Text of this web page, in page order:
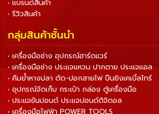
• แบรนด์สินค้า
• รีวิวสินค้า
กลุ่มสินค้าชั้นนำ
• เครื่องมือช่าง อุปกรณ์ฮาร์ดแวร์
• เครื่องมือช่าง ประแจแหวน ปากตาย ประแจแอล
• คีมย้ำหางปลา ตัด-ปอกสายไฟ ปืนยิงเคเบิ้ลไทร์
• อุปกรณ์จัดเก็บ กระเป๋า กล่อง ตู้เครื่องมือ
• ประแจขันปอนด์ ประแจปอนด์ดิจิตอล